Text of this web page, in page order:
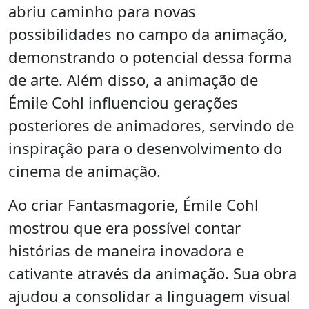
abriu caminho para novas
possibilidades no campo da animação,
demonstrando o potencial dessa forma
de arte. Além disso, a animação de
Émile Cohl influenciou gerações
posteriores de animadores, servindo de
inspiração para o desenvolvimento do
cinema de animação.
Ao criar Fantasmagorie, Émile Cohl
mostrou que era possível contar
histórias de maneira inovadora e
cativante através da animação. Sua obra
ajudou a consolidar a linguagem visual